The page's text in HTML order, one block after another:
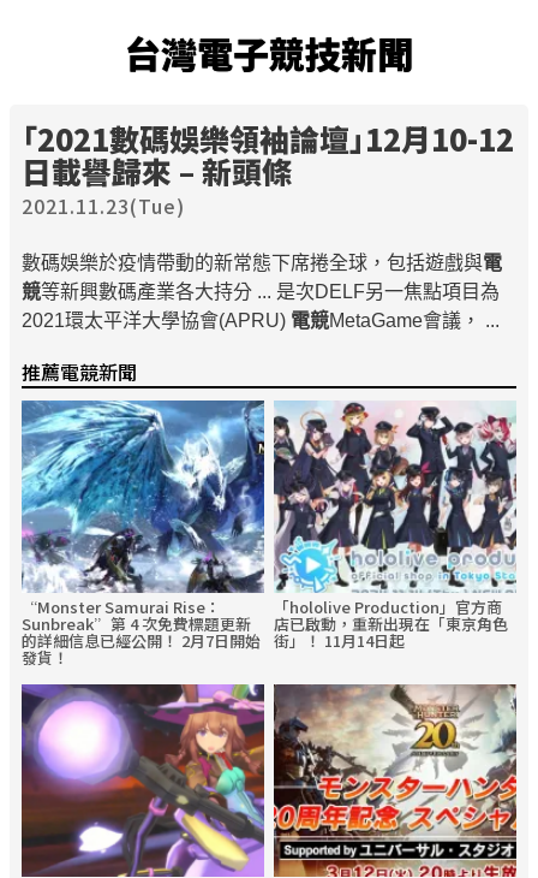
台灣電子競技新聞
「2021數碼娛樂領袖論壇」12月10-12
日載譽歸來 – 新頭條
2021.11.23(Tue)
數碼娛樂於疫情帶動的新常態下席捲全球，包括遊戲與電
競等新興數碼產業各大持分 ... 是次DELF另一焦點項目為
2021環太平洋大學協會(APRU) 電競MetaGame會議， ...
推薦電競新聞
“Monster Samurai Rise：
Sunbreak”第 4 次免費標題更新
的詳細信息已經公開！ 2月7日開始
發貨！
「hololive Production」官方商
店已啟動，重新出現在「東京角色
街」！ 11月14日起